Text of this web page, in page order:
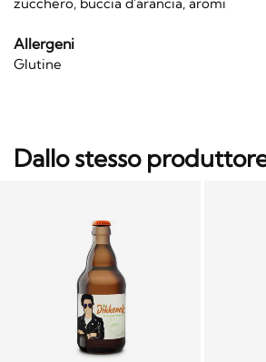
zucchero, buccia d'arancia, aromi
Allergeni
Glutine
Dallo stesso